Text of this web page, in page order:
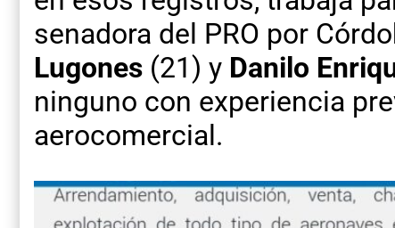
senadora del PRO por
Lugones (21) y Danilo
ninguno con experiencia
aerocomercial.